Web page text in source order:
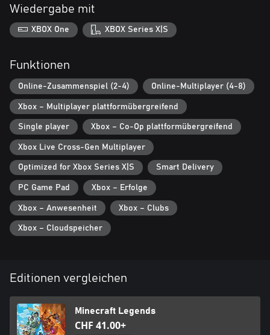
Wiedergabe mit
XBOX One XBOX Series X|S
Funktionen
Online-Zusammenspiel (2-4) Online-Multiplayer (4-8)
Xbox – Multiplayer plattformübergreifend
Single player Xbox – Co-Op plattformübergreifend
Xbox Live Cross-Gen Multiplayer
Optimized for Xbox Series X|S Smart Delivery
PC Game Pad Xbox – Erfolge
Xbox – Anwesenheit Xbox – Clubs
Xbox – Cloudspeicher
Editionen vergleichen
Minecraft Legends
CHF 41.00+